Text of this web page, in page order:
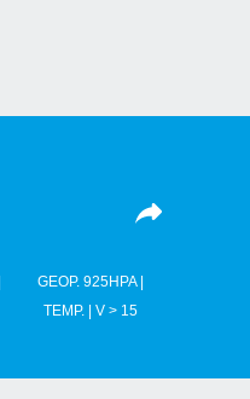
GEOP. 925HPA |
TEMP. | V > 15